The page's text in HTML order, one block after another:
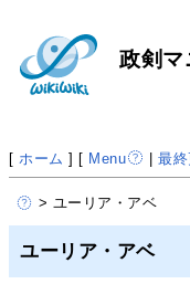
政剣
[ ホーム ] [ Menu |最
> ユーリア・アベ
ユーリア・アベ